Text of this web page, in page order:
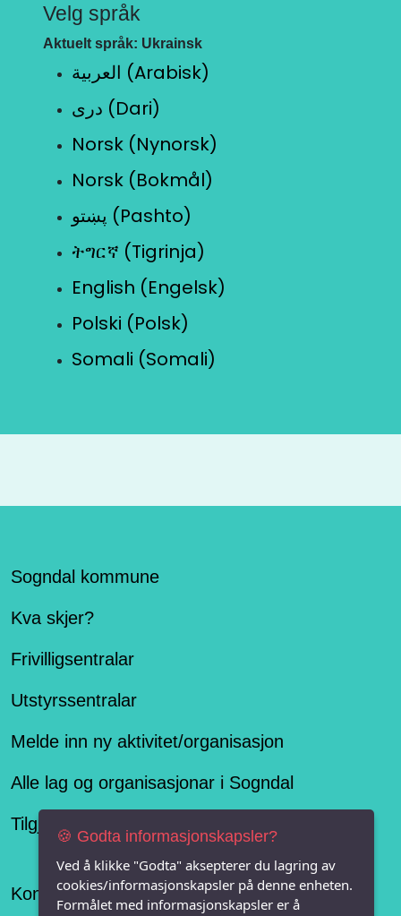
Velg språk
Aktuelt språk: Ukrainsk
العربية (Arabisk)
دری (Dari)
Norsk (Nynorsk)
Norsk (Bokmål)
پښتو (Pashto)
ትግርኛ (Tigrinja)
English (Engelsk)
Polski (Polsk)
Somali (Somali)
Sogndal kommune
Kva skjer?
Frivilligsentralar
Utstyrssentralar
Melde inn ny aktivitet/organisasjon
Alle lag og organisasjonar i Sogndal
Tilgjengelegheitserklæring
Konseptet er levert av
🍪 Godta informasjonskapsler?
Ved å klikke "Godta" aksepterer du lagring av
cookies/informasjonskapsler på denne enheten.
Formålet med informasjonskapsler er å